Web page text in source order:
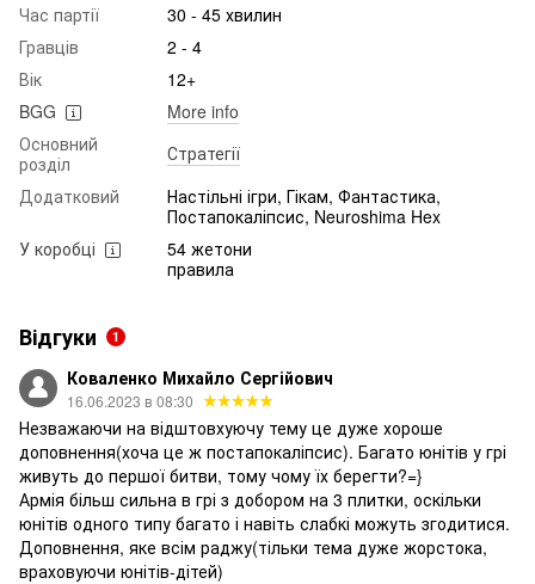
Час партії
30 - 45 хвилин
Гравців
2 - 4
Вік
12+
BGG
More info
Основний
розділ
Стратегії
Додатковий
Настільні ігри, Гікам, Фантастика,
Постапокаліпсис, Neuroshima Hex
У коробці
54 жетони
правила
Відгуки 1
Коваленко Михайло Сергійович
16.06.2023 в 08:30
Незважаючи на відштовхуючу тему це дуже хороше
доповнення(хоча це ж постапокаліпсис). Багато юнітів у грі
живуть до першої битви, тому чому їх берегти?=}
Армія більш сильна в грі з добором на 3 плитки, оскільки
юнітів одного типу багато і навіть слабкі можуть згодитися.
Доповнення, яке всім раджу(тільки тема дуже жорстока,
враховуючи юнітів-дітей)